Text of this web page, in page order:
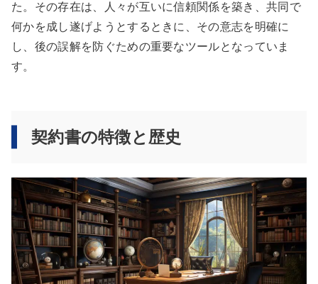
た。その存在は、人々が互いに信頼関係を築き、共同で
何かを成し遂げようとするときに、その意志を明確に
し、後の誤解を防ぐための重要なツールとなっていま
す。
契約書の特徴と歴史